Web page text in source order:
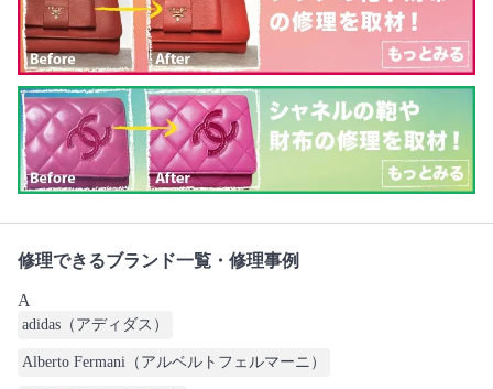
修理できるブランド一覧・修理事例
A
adidas（アディダス）
Alberto Fermani（アルベルトフェルマーニ）